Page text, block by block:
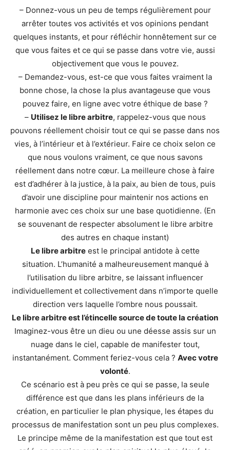
– Donnez-vous un peu de temps régulièrement pour
arrêter toutes vos activités et vos opinions pendant
quelques instants, et pour réfléchir honnêtement sur ce
que vous faites et ce qui se passe dans votre vie, aussi
objectivement que vous le pouvez.
– Demandez-vous, est-ce que vous faites vraiment la
bonne chose, la chose la plus avantageuse que vous
pouvez faire, en ligne avec votre éthique de base ?
– Utilisez le libre arbitre, rappelez-vous que nous
pouvons réellement choisir tout ce qui se passe dans nos
vies, à l’intérieur et à l’extérieur. Faire ce choix selon ce
que nous voulons vraiment, ce que nous savons
réellement dans notre cœur. La meilleure chose à faire
est d’adhérer à la justice, à la paix, au bien de tous, puis
d’avoir une discipline pour maintenir nos actions en
harmonie avec ces choix sur une base quotidienne. (En
se souvenant de respecter absolument le libre arbitre
des autres en chaque instant)
Le libre arbitreest le principal antidote à cette
situation. L’humanité a malheureusement manqué à
l’utilisation du libre arbitre, se laissant influencer
individuellement et collectivement dans n’importe quelle
direction vers laquelle l’ombre nous poussait.
Le libre arbitre est l’étincelle source de toute la création
Imaginez-vous être un dieu ou une déesse assis sur un
nuage dans le ciel, capable de manifester tout,
instantanément. Comment feriez-vous cela ? Avec votre
volonté.
Ce scénario est à peu près ce qui se passe, la seule
différence est que dans les plans inférieurs de la
création, en particulier le plan physique, les étapes du
processus de manifestation sont un peu plus complexes.
Le principe même de la manifestation est que tout est